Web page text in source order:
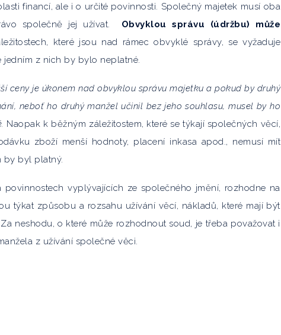
financí, ale i o určité povinnosti. Společný majetek musí oba
společně jej užívat. Obvyklou správu (údržbu) může
které jsou nad rámec obvyklé správy, se vyžaduje
z nich by bylo neplatné.
ceny je úkonem nad obvyklou správu majetku a pokud by druhý
neboť ho druhý manžel učinil bez jeho souhlasu, musel by ho
Naopak k běžným záležitostem, které se týkají společných věcí,
zboží menší hodnoty, placení inkasa apod., nemusí mít
by byl platný.
vyplývajících ze společného jmění, rozhodne na
týkat způsobu a rozsahu užívání věcí, nákladů, které mají být
neshodu, o které může rozhodnout soud, je třeba považovat i
z užívání společné věci.